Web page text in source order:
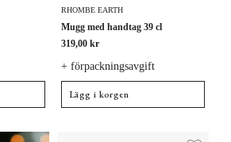
RHOMBE EARTH
Mugg med handtag 39 cl
319,00 kr
+ förpackningsavgift
Lägg i korgen